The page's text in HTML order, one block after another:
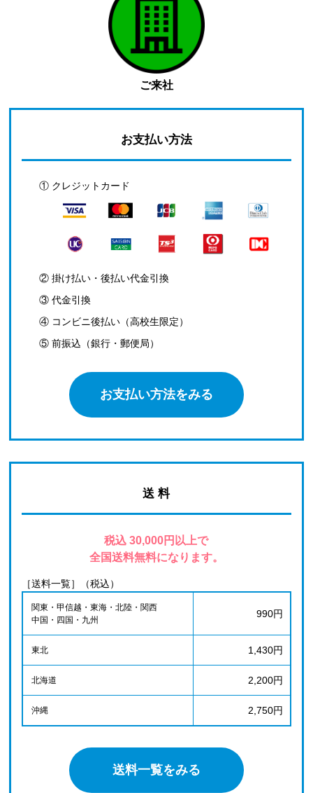
ご来社
お支払い方法
① クレジットカード
② 掛け払い・後払い代金引換
③ 代金引換
④ コンビニ後払い（高校生限定）
⑤ 前振込（銀行・郵便局）
お支払い方法をみる
送 料
税込 30,000円以上で
全国送料無料になります。
［送料一覧］（税込）
関東・甲信越・東海・北陸・関西
中国・四国・九州
990円
東北 1,430円
北海道 2,200円
沖縄 2,750円
送料一覧をみる